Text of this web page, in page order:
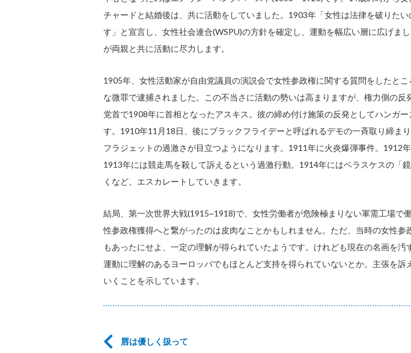
チャードと結婚後は、共に活動をしていました。1903年「女性は法律を破りた
す」と宣言し、女性社会連合(WSPU)の方針を確定し、運動を幅広い層に広げま
が両親と共に活動に尽力します。
1905年、女性活動家が自由党議員の演説会で女性参政権に関する質問をしたと
な微罪で逮捕されました。この不当さに活動の勢いは高まりますが、権力側の
党首で1908年に首相となったアスキス。彼の締め付け施策の反発としてハンガ
す。1910年11月18日、後にブラックフライデーと呼ばれるデモの一斉取り締ま
フラジェットの過激さが目立つようになります。1911年に火炎爆弾事件。1912
1913年には競走馬を殺して訴えるという過激行動。1914年にはベラスケスの「
くなど、エスカレートしていきます。
結局、第一次世界大戦(1915~1918)で、女性労働者が危険極まりない軍需工場で
性参政権獲得へと繋がったのは皮肉なことかもしれません。ただ、当時の女性参
もあったにせよ、一定の理解が得られていたようです。けれども現在の名画を汚
運動に理解のあるヨーロッパでもほとんど支持を得られていないとか。主張を訴
いくことを示しています。
唇は優しく扱って